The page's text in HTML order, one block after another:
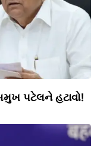
પટેલને હટાવો!